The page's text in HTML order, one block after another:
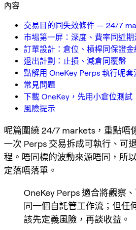
內容
交易目的同失效條件 — 24/7
市場第一屏：深度、費率同近期
訂單設計：倉位、槓桿同保證
退出計劃：止損、減倉同覆盤
點解用 OneKey Perps 執行呢套
常見問題
下載 OneKey，先用小倉位測試
風險提示
呢篇圍繞 24/7 markets，重點唔
一次 Perps 交易拆成可執行、可
程。唔同標的波動來源唔同，所
定落唔落單。
OneKey Perps 適合將觀察
同一個自託管工作流；但任
該先定義風險，再談收益。